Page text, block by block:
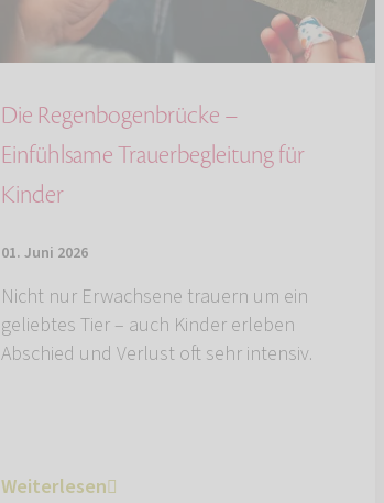
Die Regenbogenbrücke –
Einfühlsame Trauerbegleitung für
Kinder
01. Juni 2026
Nicht nur Erwachsene trauern um ein
geliebtes Tier – auch Kinder erleben
Abschied und Verlust oft sehr intensiv.
Weiterlesen